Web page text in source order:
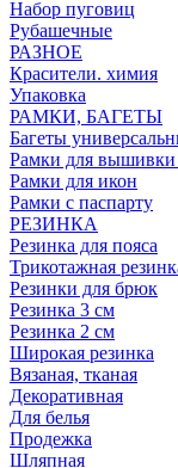
Набор пуговиц
Рубашечные
РАЗНОЕ
Красители. химия
Упаковка
РАМКИ, БАГЕТЫ
Багеты
Рамки для вышивки
Рамки для икон
Рамки с паспарту
РЕЗИНКА
Резинка для пояса
Трикотажная
Резинки для брюк
Резинка 3 см
Резинка 2 см
Широкая резинка
Вязаная, тканая
Декоративная
Для белья
Продежка
Шляпная